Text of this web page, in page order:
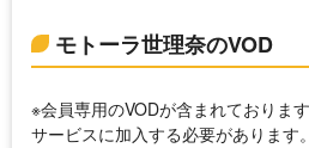
モトーラ世理奈のVOD
※会員専用のVODが含まれておりま
サービスに加入する必要があります。